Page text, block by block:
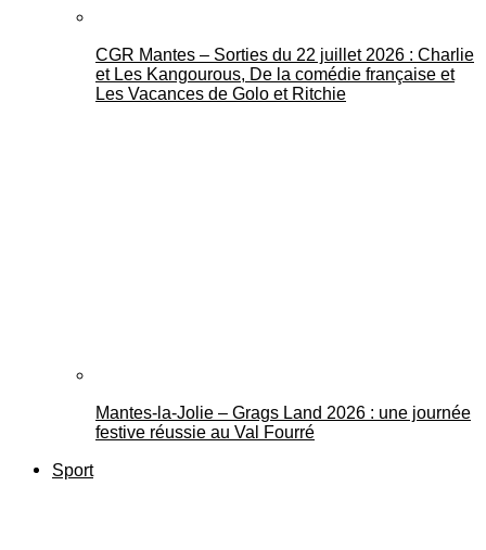
CGR Mantes – Sorties du 22 juillet 2026 : Charlie
et Les Kangourous, De la comédie française et
Les Vacances de Golo et Ritchie
Mantes-la-Jolie – Grags Land 2026 : une journée
festive réussie au Val Fourré
Sport